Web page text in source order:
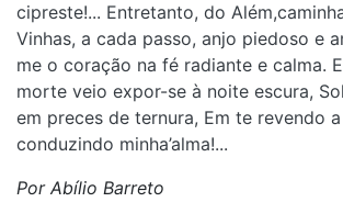
cipreste!... Entretanto, do
Vinhas, a cada passo, anjo piedoso e
me o coração na fé radiante e calma.
morte veio expor-se à noite escura,
em preces de ternura, Em te revendo
conduzindo minha’alma!...
Por Abílio Barreto